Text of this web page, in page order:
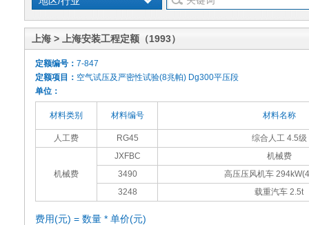
上海 > 上海安装工程定额（1993）
定额编号： 7-847
定额项目： 空气试压及严密性试验(8兆帕) Dg300平压段
单位：
材料类别 材料编号 材料名称
人工费 RG45 综合人工 4.5级
机械费
JXFBC
机械费
3490
高压压风机车
3248
载重汽车 2.5t
费用(元) = 数量 * 单价(元)